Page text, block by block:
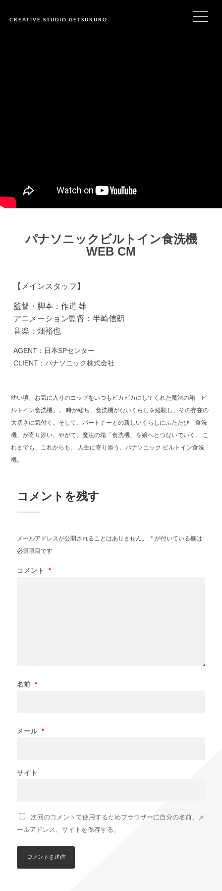
CREATIVE STUDIO GETSUKURO
パナソニックビルトイン食洗機
WEB CM
【メインスタッフ】
監督・脚本：作道 雄
アニメーション監督：半崎信朗
音楽：畑裕也
AGENT：日本SPセンター
CLIENT：パナソニック株式会社
幼い頃、お気に入りのコップをいつもピカピカにしてくれた魔法の箱「ビ
ルトイン食洗機」。 時が経ち、食洗機がないくらしを経験し、その存在の
大切さに気付く。そして、パートナーとの新しいくらしにふたたび「食洗
機」が寄り添い、やがて、魔法の箱「食洗機」を娘へとつないでいく。 こ
れまでも、これからも。 人生に寄り添う、パナソニック ビルトイン食洗
機。
コメントを残す
メールアドレスが公開されることはありません。 *が付いている欄は
必須項目です
コメント *
名前 *
メール *
サイト
次回のコメントで使用するためブラウザーに自分の名前、メ
ールアドレス、サイトを保存する。